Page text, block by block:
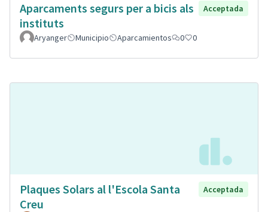
Aparcaments segurs per a bicis als
instituts
Acceptada
Aryanger Municipio Aparcamientos 0 0
Plaques Solars al l'Escola Santa
Creu
Acceptada